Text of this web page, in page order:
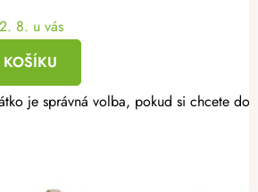
8. u vás
je správná volba, pokud si chcete